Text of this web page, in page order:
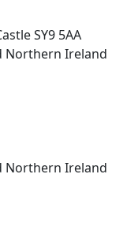
SY9 5AA
Northern Ireland
Northern Ireland